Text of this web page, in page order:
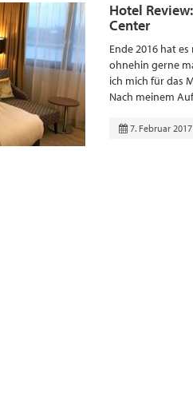
Hotel
Center
Ende 2016 hat
ohnehin gerne
ich mich für das
Nach meinem
7. Februar 2017